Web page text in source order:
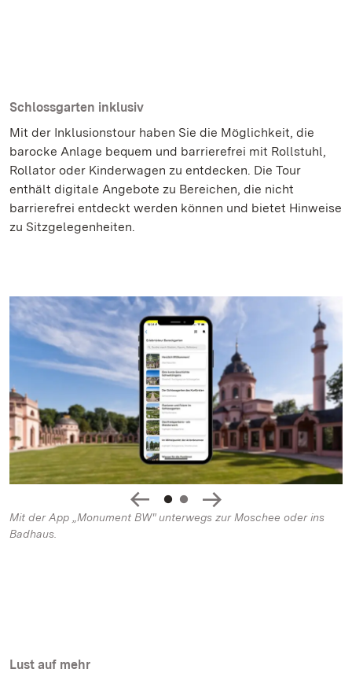
Schlossgarten inklusiv
Mit der Inklusionstour haben Sie die Möglichkeit, die
barocke Anlage bequem und barrierefrei mit Rollstuhl,
Rollator oder Kinderwagen zu entdecken. Die Tour
enthält digitale Angebote zu Bereichen, die nicht
barrierefrei entdeckt werden können und bietet Hinweise
zu Sitzgelegenheiten.
Mit der App „Monument BW" unterwegs zur Moschee oder ins
Badhaus.
Lust auf mehr